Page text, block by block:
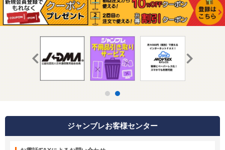
ジャンブレお客様センター